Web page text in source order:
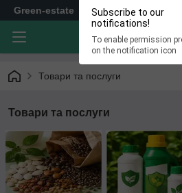
Subscribe to our
notifications!
To enable permission
on the notification icon
Green-estate
Товари та послуги
Товари та послуги